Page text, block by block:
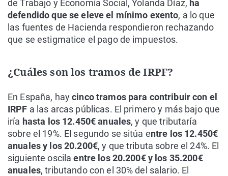
de Trabajo y Economía Social, Yolanda Díaz, ha
defendido que se eleve el mínimo exento, a lo que
las fuentes de Hacienda respondieron rechazando
que se estigmatice el pago de impuestos.
¿Cuáles son los tramos de IRPF?
En España, haycinco tramos para contribuir con el
IRPF a las arcas públicas. El primero y más bajo que
iría hasta los 12.450€ anuales, y que tributaría
sobre el 19%. El segundo se sitúa entre los 12.450€
anuales y los 20.200€, y que tributa sobre el 24%. El
siguiente oscilaentre los 20.200€ y los 35.200€
anuales, tributando con el 30% del salario. El